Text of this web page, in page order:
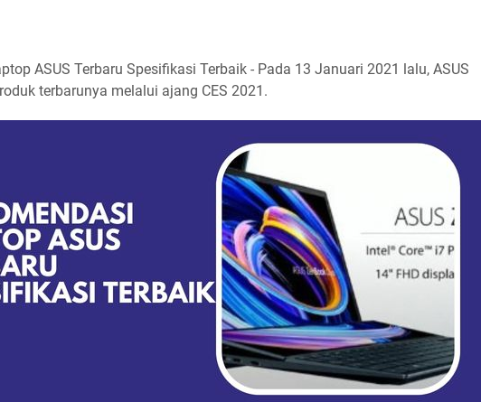
ASUS Terbaru Spesifikasi Terbaik - Pada 13 Januari 2021 lalu, ASUS
terbarunya melalui ajang CES 2021.